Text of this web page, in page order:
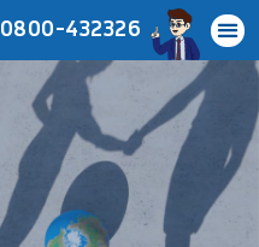
0800-432326